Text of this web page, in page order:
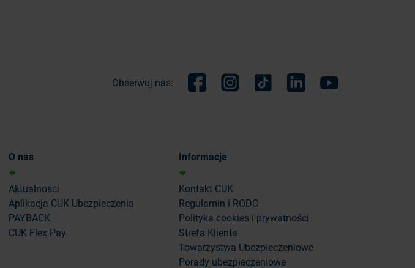
Obserwuj nas:
O nas
Aktualności
Aplikacja CUK Ubezpieczenia
PAYBACK
CUK Flex Pay
Informacje
Kontakt CUK
Regulamin i RODO
Polityka cookies i prywatności
Strefa Klienta
Towarzystwa Ubezpieczeniowe
Porady ubezpieczeniowe